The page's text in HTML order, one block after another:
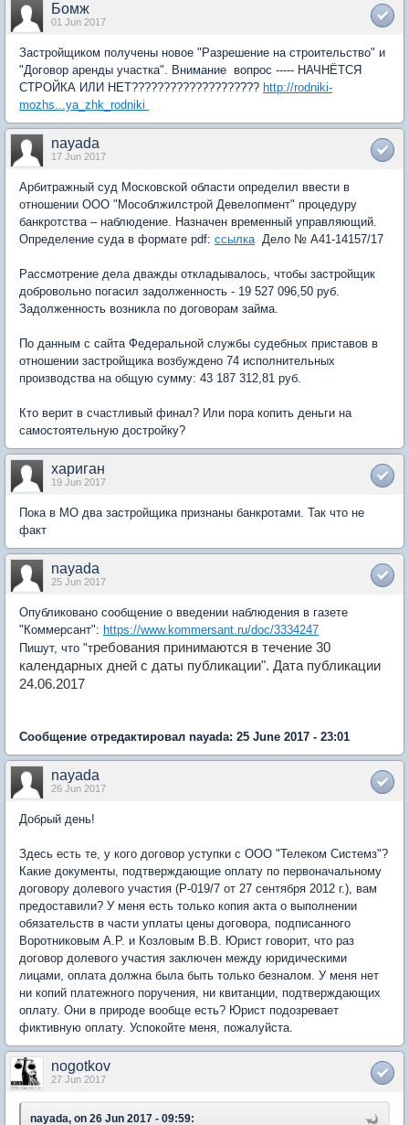
Бомж
01 Jun 2017
Застройщиком получены новое "Разрешение на строительство" и
"Договор аренды участка". Внимание вопрос ----- НАЧНЁТСЯ
СТРОЙКА ИЛИ НЕТ???????????????????? http://rodniki-
mozhs...ya_zhk_rodniki
nayada
17 Jun 2017
Арбитражный суд Московской области определил ввести в
отношении ООО "Мособлжилстрой Девелопмент" процедуру
банкротства – наблюдение. Назначен временный управляющий.
Определение суда в формате pdf: ссылкаДело № А41-14157/17
Рассмотрение дела дважды откладывалось, чтобы застройщик
добровольно погасил задолженность - 19 527 096,50 руб.
Задолженность возникла по договорам займа.
По данным с сайта Федеральной службы судебных приставов в
отношении застройщика возбуждено 74 исполнительных
производства на общую сумму: 43 187 312,81 руб.
Кто верит в счастливый финал? Или пора копить деньги на
самостоятельную достройку?
хариган
19 Jun 2017
Пока в МО два застройщика признаны банкротами. Так что не
факт
nayada
25 Jun 2017
Опубликовано сообщение о введении наблюдения в газете
"Коммерсант": https://www.kommersant.ru/doc/3334247
Пишут, что "требования принимаются в течение 30
календарных дней с даты публикации". Дата публикации
24.06.2017
Сообщение отредактировал nayada: 25 June 2017 - 23:01
nayada
26 Jun 2017
Добрый день!
Здесь есть те, у кого договор уступки с ООО "Телеком Системз"?
Какие документы, подтверждающие оплату по первоначальному
договору долевого участия (Р-019/7 от 27 сентября 2012 г.), вам
предоставили? У меня есть только копия акта о выполнении
обязательств в части уплаты цены договора, подписанного
Воротниковым А.Р. и Козловым В.В. Юрист говорит, что раз
договор долевого участия заключен между юридическими
лицами, оплата должна была быть только безналом. У меня нет
ни копий платежного поручения, ни квитанции, подтверждающих
оплату. Они в природе вообще есть? Юрист подозревает
фиктивную оплату. Успокойте меня, пожалуйста.
nogotkov
27 Jun 2017
nayada, on 26 Jun 2017 - 09:59: